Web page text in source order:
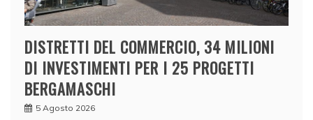
DISTRETTI DEL COMMERCIO, 34 MILIONI
DI INVESTIMENTI PER I 25 PROGETTI
BERGAMASCHI
5 Agosto 2026